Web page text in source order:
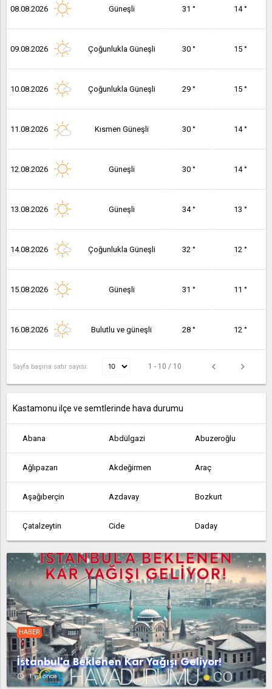
08.08.2026 Güneşli 31 ° 14 °
09.08.2026 Çoğunlukla Güneşli 30 ° 15 °
10.08.2026 Çoğunlukla Güneşli 29 ° 15 °
11.08.2026 Kısmen Güneşli 30 ° 14 °
12.08.2026 Güneşli 30 ° 14 °
13.08.2026 Güneşli 34 ° 13 °
14.08.2026 Çoğunlukla Güneşli 32 ° 12 °
15.08.2026 Güneşli 31 ° 11 °
16.08.2026 Bulutlu ve güneşli 28 ° 12 °
Sayfa başına satır sayısı: 1 - 10 / 10
Kastamonu ilçe ve semtlerinde hava durumu
Abana Abdülgazi Abuzeroğlu
Ağlıpazarı Akdeğirmen Araç
Aşağıberçin Azdavay Bozkurt
Çatalzeytin Cide Daday
Dağçatağı Devrekâni Doğanyurt
Hanönü İhsangazi İnebolu
Kerpiçli Kızılcasu
Kurucaşile Kuzyaka Mehmetler
Nalcıkuyucağı Pınarbaşı Şahinçatı
HABER
İstanbul'a Beklenen Kar Yağışı Geliyor!
access_time 1 yıl önce